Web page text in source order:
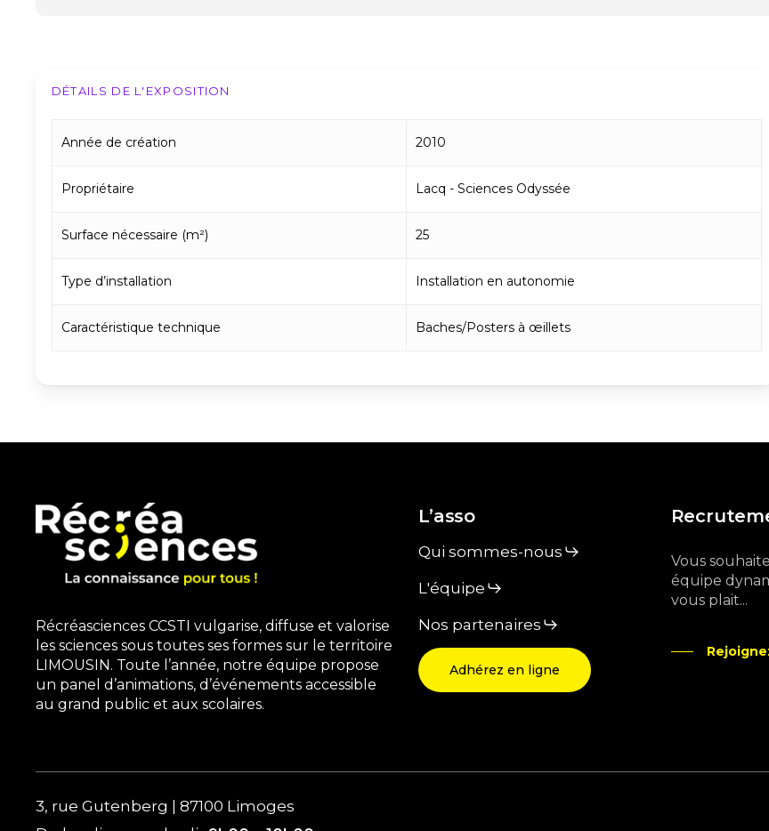
DÉTAILS DE L'EXPOSITION
Année de création 2010
Propriétaire Lacq - Sciences Odyssée
Surface nécessaire (m²) 25
Type d’installation Installation en autonomie
Caractéristique technique Baches/Posters à œillets
Récréasciences CCSTI vulgarise, diffuse et valorise
les sciences sous toutes ses formes sur le territoire
LIMOUSIN. Toute l’année, notre équipe propose
un panel d’animations, d’événements accessible
au grand public et aux scolaires.
L’asso
Qui sommes-nous
L'équipe
Nos partenaires
Adhérez en ligne
Vous
équipe
vous plait...
3, rue Gutenberg | 87100 Limoges